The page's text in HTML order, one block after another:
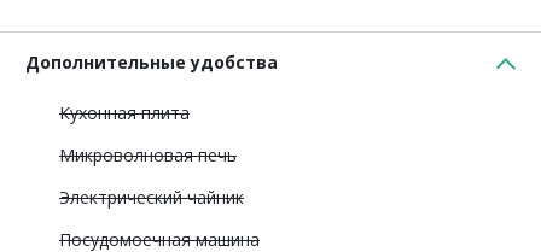
Дополнительные удобства
Кухонная плита
Микроволновая печь
Электрический чайник
Посудомоечная машина